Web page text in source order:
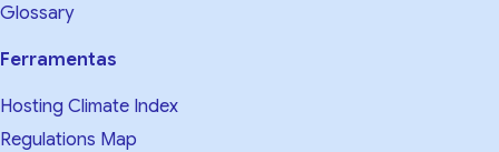
Glossary
Ferramentas
Hosting Climate Index
Regulations Map